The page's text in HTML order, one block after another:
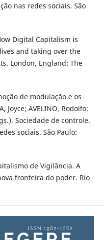
nas redes sociais. São
Digital Capitalism is
and taking over the
London, England: The
de modulação e os
Joyce; AVELINO, Rodolfo;
Sociedade de controle.
sociais. São Paulo:
de Vigilância. A
fronteira do poder. Rio